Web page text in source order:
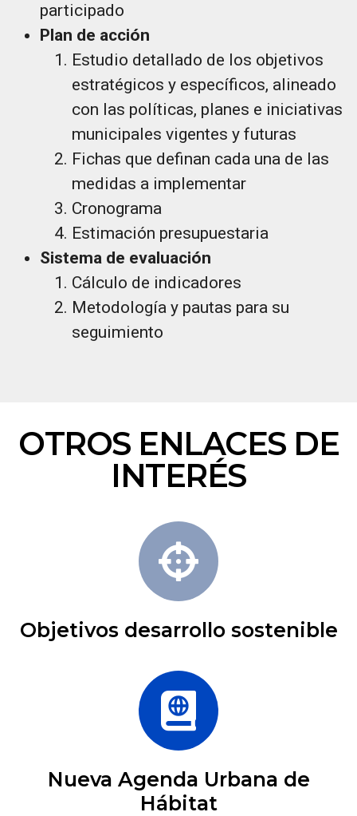
participado
Plan de acción
Estudio detallado de los objetivos
estratégicos y específicos, alineado
con las políticas, planes e iniciativas
municipales vigentes y futuras
Fichas que definan cada una de las
medidas a implementar
Cronograma
Estimación presupuestaria
Sistema de evaluación
Cálculo de indicadores
Metodología y pautas para su
seguimiento
OTROS ENLACES DE
INTERÉS
Objetivos desarrollo sostenible
Nueva Agenda Urbana de
Hábitat